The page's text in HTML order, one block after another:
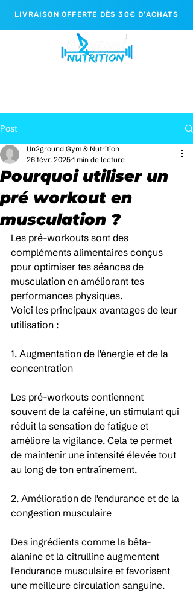
LIVRAISON OFFERTE DÈS 30€ D'ACHATS
Post
Pourquoi utiliser un
pré workout en
musculation ?
Un2ground Gym & Nutrition
26 févr. 2025 1 min de lecture
Les pré-workouts sont des
compléments alimentaires conçus
pour optimiser tes séances de
musculation en améliorant tes
performances physiques.
Voici les principaux avantages de leur
utilisation :
1. Augmentation de l'énergie et de la
concentration
Les pré-workouts contiennent
souvent de la caféine, un stimulant qui
réduit la sensation de fatigue et
améliore la vigilance. Cela te permet
de maintenir une intensité élevée tout
au long de ton entraînement.
2. Amélioration de l'endurance et de la
congestion musculaire
Des ingrédients comme la bêta-
alanine et la citrulline augmentent
l'endurance musculaire et favorisent
une meilleure circulation sanguine.